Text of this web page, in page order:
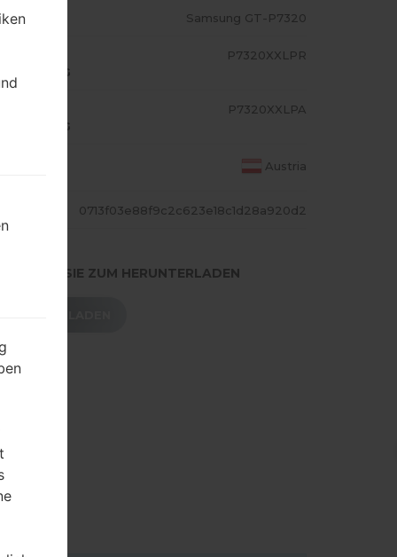
Samsung GT-P7320
P7320XXLPR
P7320XXLPA
Austria
0713f03e88f9c2c623e18c1d28a920d2
SIE ZUM HERUNTERLADEN